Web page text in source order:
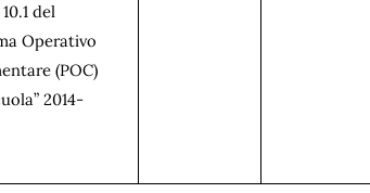
del
Operativo
(POC)
2014-